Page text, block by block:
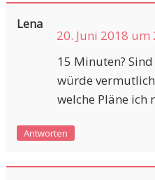
Lena
20. Juni 2018 um
15 Minuten?
würde
welche Pläne ich
Antworten